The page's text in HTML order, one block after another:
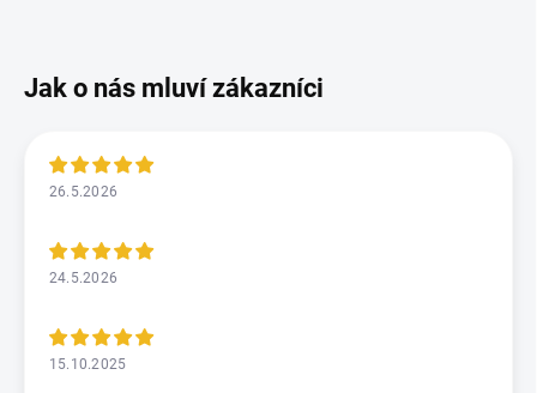
26.5.2026
24.5.2026
15.10.2025